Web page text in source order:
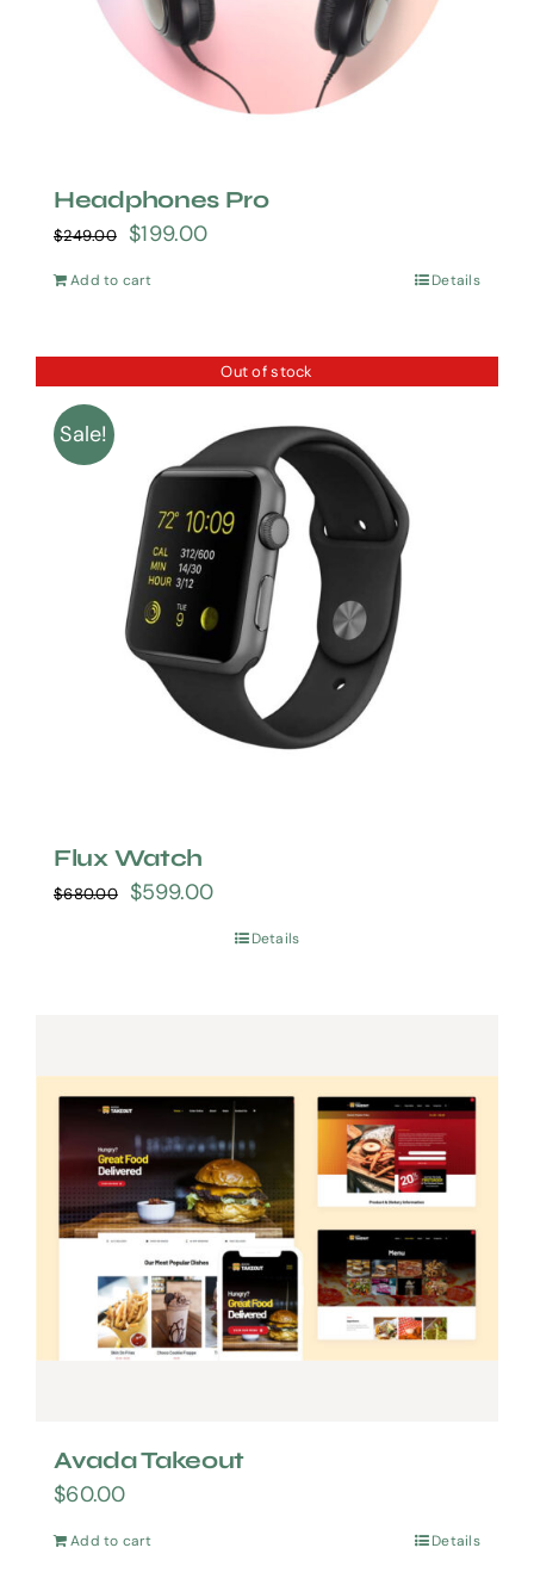
Headphones Pro
$249.00 $199.00
Add to cart Details
Out of stock
Sale!
Flux Watch
$680.00 $599.00
Details
Avada Takeout
$60.00
Add to cart Details